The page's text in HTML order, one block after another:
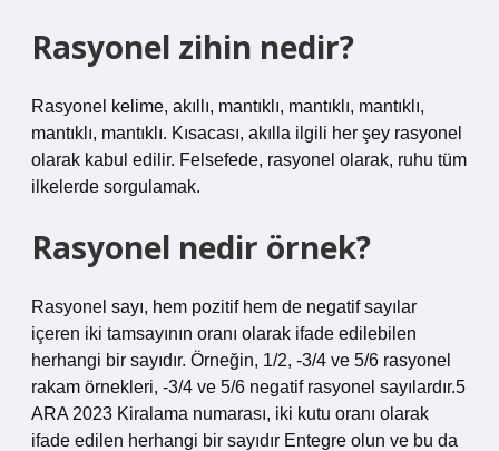
Rasyonel zihin nedir?
Rasyonel kelime, akıllı, mantıklı, mantıklı, mantıklı,
mantıklı, mantıklı. Kısacası, akılla ilgili her şey rasyonel
olarak kabul edilir. Felsefede, rasyonel olarak, ruhu tüm
ilkelerde sorgulamak.
Rasyonel nedir örnek?
Rasyonel sayı, hem pozitif hem de negatif sayılar
içeren iki tamsayının oranı olarak ifade edilebilen
herhangi bir sayıdır. Örneğin, 1/2, -3/4 ve 5/6 rasyonel
rakam örnekleri, -3/4 ve 5/6 negatif rasyonel sayılardır.5
ARA 2023 Kiralama numarası, iki kutu oranı olarak
ifade edilen herhangi bir sayıdır Entegre olun ve bu da